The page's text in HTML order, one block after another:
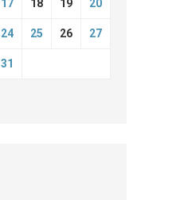
17 18 19 20
24 25 26 27
31